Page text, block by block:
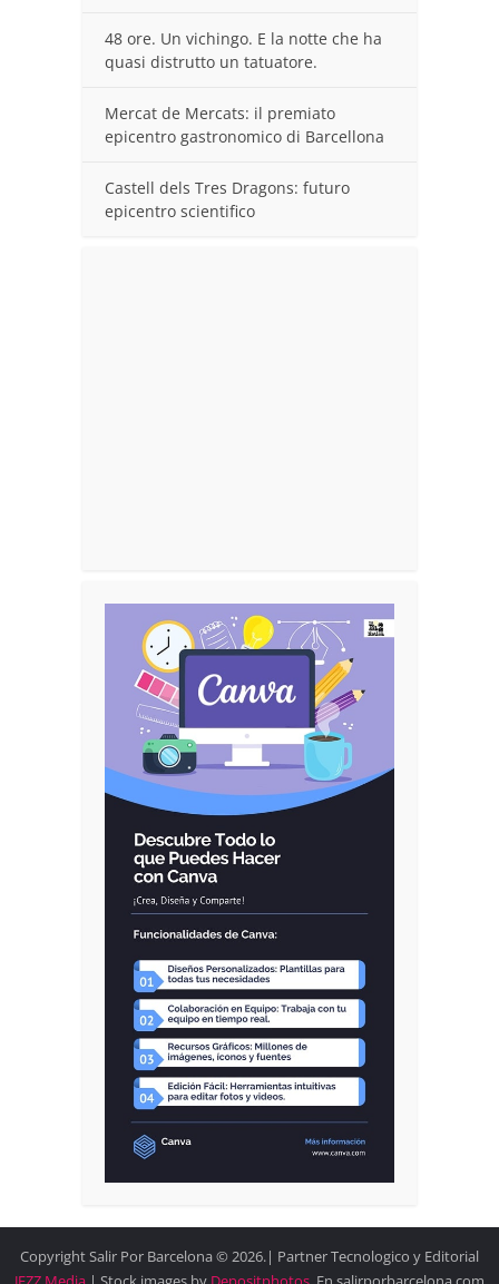
48 ore. Un vichingo. E la notte che ha
quasi distrutto un tatuatore.
Mercat de Mercats: il premiato
epicentro gastronomico di Barcellona
Castell dels Tres Dragons: futuro
epicentro scientifico
Copyright Salir Por Barcelona © 2026.| Partner Tecnologico y Editorial